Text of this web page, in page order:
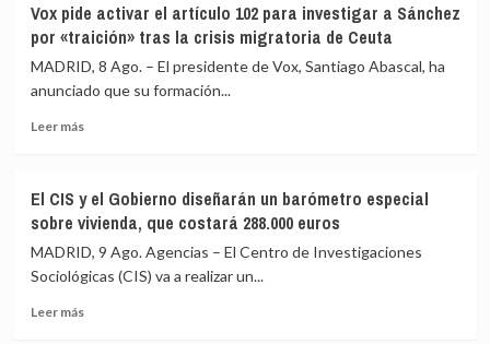
Ceuta
espacio
Schengen
«no
sido
violado»
Partido
de
la
Izquierda
Europea
(PIE)
hechos
de
Ceuta
la
Vox pide activar el artículo 102 para investigar a Sánchez
por «traición» tras la crisis migratoria de Ceuta
MADRID, 8 Ago. – El presidente de Vox, Santiago Abascal, ha
anunciado que su formación...
Leer másLeer
pide
activar
el
artículo
102
para
El CIS y el Gobierno diseñarán un barómetro especial
sobre vivienda, que costará 288.000 euros
MADRID, 9 Ago. Agencias – El Centro de Investigaciones
Sociológicas (CIS) va a realizar un...
Leer másLeer